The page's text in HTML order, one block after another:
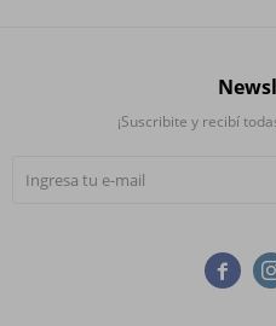

¡Suscribite y recibí